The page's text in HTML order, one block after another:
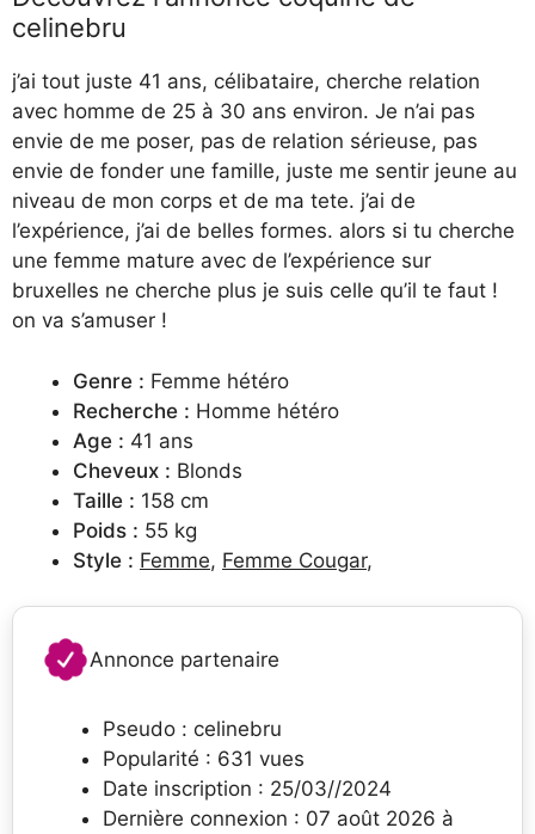
celinebru
j’ai tout juste 41 ans, célibataire, cherche relation
avec homme de 25 à 30 ans environ. Je n’ai pas
envie de me poser, pas de relation sérieuse, pas
envie de fonder une famille, juste me sentir jeune au
niveau de mon corps et de ma tete. j’ai de
l’expérience, j’ai de belles formes. alors si tu cherche
une femme mature avec de l’expérience sur
bruxelles ne cherche plus je suis celle qu’il te faut !
on va s’amuser !
Genre : Femme hétéro
Recherche : Homme hétéro
Age : 41 ans
Cheveux : Blonds
Taille : 158 cm
Poids : 55 kg
Style : Femme, Femme Cougar,
Annonce partenaire
Pseudo : celinebru
Popularité : 631 vues
Date inscription : 25/03//2024
Dernière connexion : 07 août 2026 à